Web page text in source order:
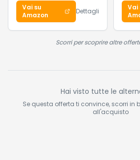
e Detergente - Per
morbidezza e
lucentezza a lunga
durata, 1000 ml
Vai su
Amazon
Dettagli
Fino
Fino
Vai
Scorri per scoprire altre
Hai visto tutte le
Se questa offerta ti convince, scorri in
all'acquisto